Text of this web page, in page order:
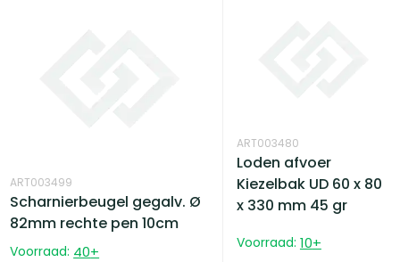
ART003499
Scharnierbeugel gegalv. Ø
82mm rechte pen 10cm
Voorraad: 40+
ART003480
Loden afvoer
Kiezelbak UD 60 x 80
x 330 mm 45 gr
Voorraad: 10+